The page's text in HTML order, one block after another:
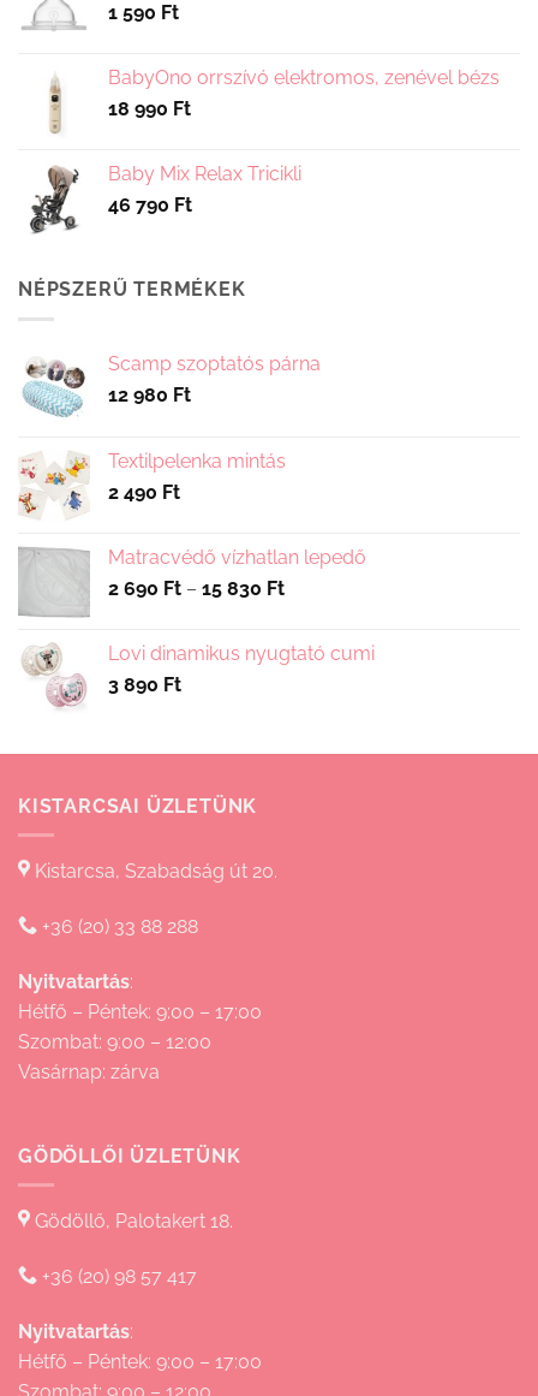
1 590 Ft
BabyOno orrszívó elektromos, zenével bézs
18 990 Ft
Baby Mix Relax Tricikli
46 790 Ft
NÉPSZERŰ TERMÉKEK
Scamp szoptatós párna
12 980 Ft
Textilpelenka mintás
2 490 Ft
Matracvédő vízhatlan lepedő
2 690 Ft – 15 830 FtÁrtartomány:
-
Lovi dinamikus nyugtató cumi
3 890 Ft
KISTARCSAI ÜZLETÜNK
Kistarcsa, Szabadság út 20.
+36 (20) 33 88 288
Nyitvatartás:
Hétfő – Péntek: 9:00 – 17:00
Szombat: 9:00 – 12:00
Vasárnap: zárva
GÖDÖLLŐI ÜZLETÜNK
Gödöllő, Palotakert 18.
+36 (20) 98 57 417
Nyitvatartás:
Hétfő – Péntek: 9:00 – 17:00